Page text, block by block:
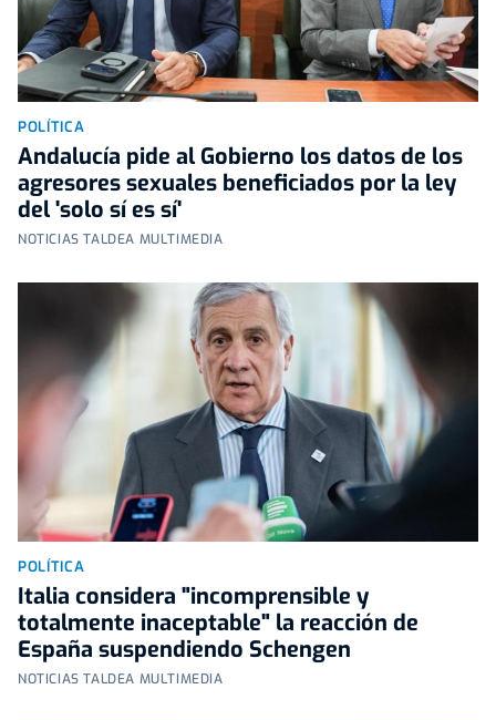
POLÍTICA
Andalucía pide al Gobierno los datos de los
agresores sexuales beneficiados por la ley
del 'solo sí es sí'
NOTICIAS TALDEA MULTIMEDIA
POLÍTICA
Italia considera "incomprensible y
totalmente inaceptable" la reacción de
España suspendiendo Schengen
NOTICIAS TALDEA MULTIMEDIA